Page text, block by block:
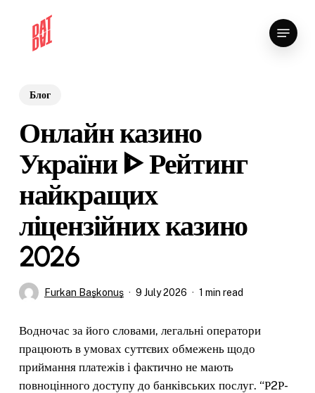
Menu
Блог
Онлайн казино
України ᐈ Рейтинг
найкращих
ліцензійних казино
2026
Furkan Başkonuş 9 July 2026 1 min read
Водночас за його словами, легальні оператори
працюють в умовах суттєвих обмежень щодо
приймання платежів і фактично не мають
повноцінного доступу до банківських послуг. “Р2Р-
Close